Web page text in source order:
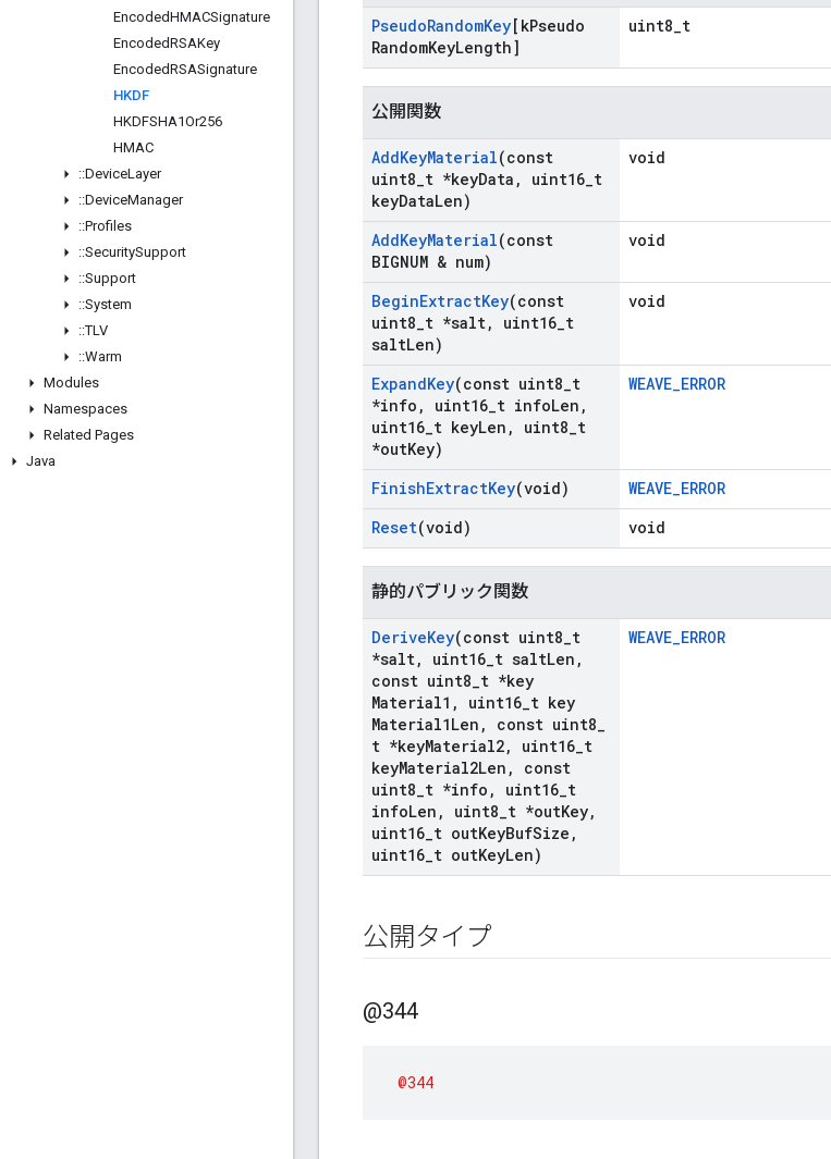
EncodedHMACSignature
EncodedRSAKey
EncodedRSASignature
HKDF
HKDFSHA1Or256
HMAC
::DeviceLayer
::DeviceManager
::Profiles
::SecuritySupport
::Support
::System
::TLV
::Warm
Modules
Namespaces
Related Pages
Java
PseudoRandomKey[kPseudo
RandomKeyLength]
uint8_t
公開関数
AddKeyMaterial(const
uint8 t *keyData , uint16 t
keyDataLen)
void
AddKeyMaterial(const
BIGNUM & num)
void
BeginExtractKey(const
uint8 t *salt, uint16 t
saltLen)
void
ExpandKey(const uint8 t
*info , uint16 t infoLen ,
uint16 t keyLen , uint8 t
*outKey)
WEAVE_ERROR
FinishExtractKey(void)
WEAVE_ERROR
Reset(void) void
静的パブリック関数
DeriveKey(const uint8 t
*salt, uint16 t saltLen ,
const uint8 t *key
Material1 , uint16 t key
Material1Len , const uint8
t *keyMaterial2, uint16 t
keyMaterial2Len ,
const
uint8 t *info , uint16 t
infoLen , uint8 t *outKey,
uint16 t outKeyBufSize ,
uint16 t outKeyLen)
WEAVE_ERROR
公開タイプ
@344
@344